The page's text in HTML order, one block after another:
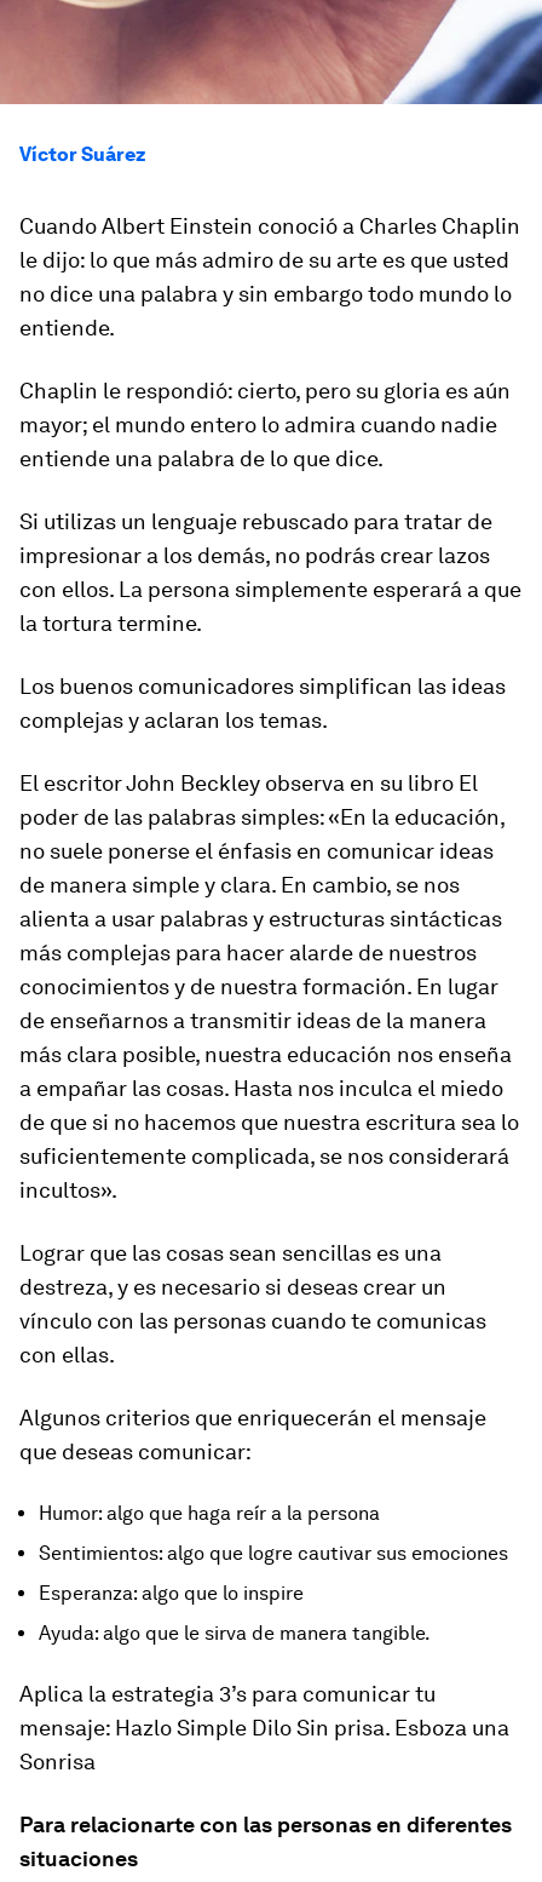
Víctor Suárez
Cuando Albert Einstein conoció a Charles Chaplin
le dijo: lo que más admiro de su arte es que usted
no dice una palabra y sin embargo todo mundo lo
entiende.
Chaplin le respondió: cierto, pero su gloria es aún
mayor; el mundo entero lo admira cuando nadie
entiende una palabra de lo que dice.
Si utilizas un lenguaje rebuscado para tratar de
impresionar a los demás, no podrás crear lazos
con ellos. La persona simplemente esperará a que
la tortura termine.
Los buenos comunicadores simplifican las ideas
complejas y aclaran los temas.
El escritor John Beckley observa en su libro El
poder de las palabras simples: «En la educación,
no suele ponerse el énfasis en comunicar ideas
de manera simple y clara. En cambio, se nos
alienta a usar palabras y estructuras sintácticas
más complejas para hacer alarde de nuestros
conocimientos y de nuestra formación. En lugar
de enseñarnos a transmitir ideas de la manera
más clara posible, nuestra educación nos enseña
a empañar las cosas. Hasta nos inculca el miedo
de que si no hacemos que nuestra escritura sea lo
suficientemente complicada, se nos considerará
incultos».
Lograr que las cosas sean sencillas es una
destreza, y es necesario si deseas crear un
vínculo con las personas cuando te comunicas
con ellas.
Algunos criterios que enriquecerán el mensaje
que deseas comunicar:
Humor: algo que haga reír a la persona
Sentimientos: algo que logre cautivar sus emociones
Esperanza: algo que lo inspire
Ayuda: algo que le sirva de manera tangible.
Aplica la estrategia 3’s para comunicar tu
mensaje: Hazlo Simple Dilo Sin prisa. Esboza una
Sonrisa
Para relacionarte con las personas en diferentes
situaciones